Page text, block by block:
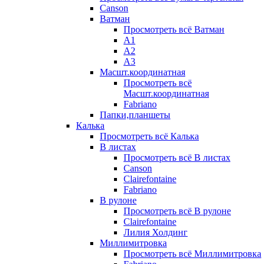
Canson
Ватман
Просмотреть всё Ватман
А1
А2
А3
Масшт.координатная
Просмотреть всё
Масшт.координатная
Fabriano
Папки,планшеты
Калька
Просмотреть всё Калька
В листах
Просмотреть всё В листах
Canson
Clairefontaine
Fabriano
В рулоне
Просмотреть всё В рулоне
Clairefontaine
Лилия Холдинг
Миллимитровка
Просмотреть всё Миллимитровка